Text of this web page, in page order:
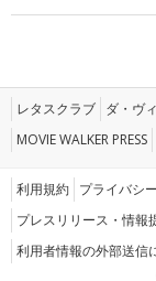
レタスクラブ ダ・ヴ
MOVIE WALKER PRESS
利用規約 プライバシ
プレスリリース・情報
利用者情報の外部送信